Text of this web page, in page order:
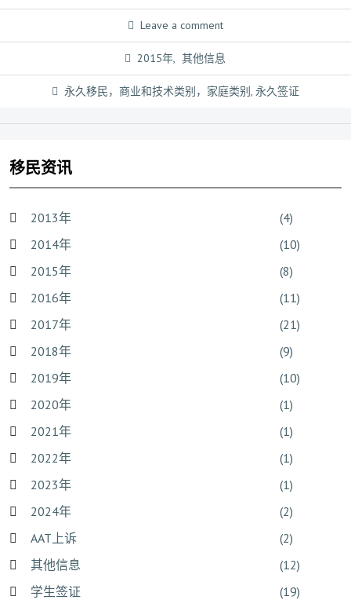
Leave a comment
2015年, 其他信息
永久移民，商业和技术类别，家庭类别, 永久签证
移民资讯
2013年
(4)
2014年
(10)
2015年
(8)
2016年
(11)
2017年
(21)
2018年
(9)
2019年
(10)
2020年
(1)
2021年
(1)
2022年
(1)
2023年
(1)
2024年
(2)
AAT上诉
(2)
其他信息
(12)
学生签证
(19)